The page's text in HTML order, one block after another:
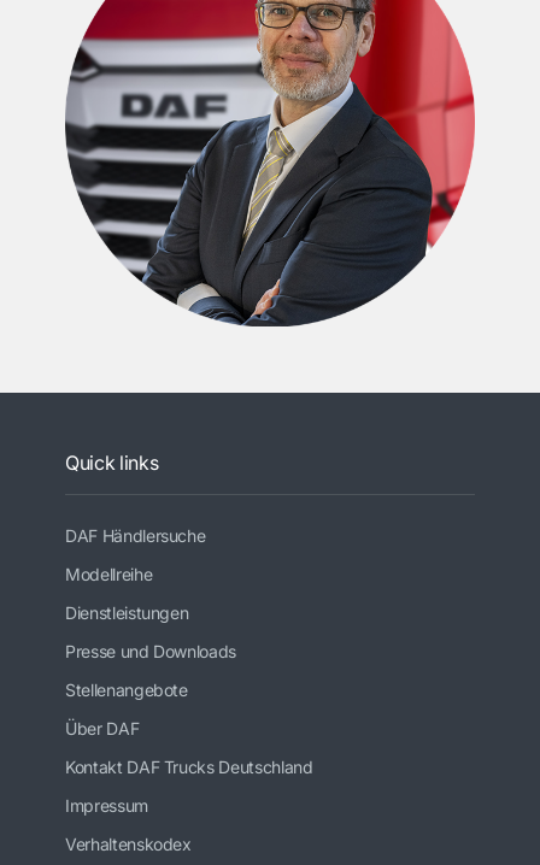
Quick links
DAF Händlersuche
Modellreihe
Dienstleistungen
Presse und Downloads
Stellenangebote
Über DAF
Kontakt DAF Trucks Deutschland
Impressum
Verhaltenskodex